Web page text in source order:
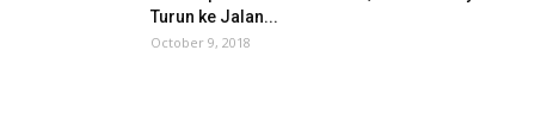
Turun ke Jalan...
October 9, 2018